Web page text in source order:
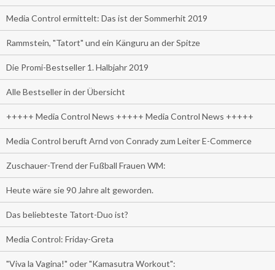
Media Control ermittelt: Das ist der Sommerhit 2019
Rammstein, "Tatort" und ein Känguru an der Spitze
Die Promi-Bestseller 1. Halbjahr 2019
Alle Bestseller in der Übersicht
+++++ Media Control News +++++ Media Control News +++++
Media Control beruft Arnd von Conrady zum Leiter E-Commerce
Zuschauer-Trend der Fußball Frauen WM:
Heute wäre sie 90 Jahre alt geworden.
Das beliebteste Tatort-Duo ist?
Media Control: Friday-Greta
"Viva la Vagina!" oder "Kamasutra Workout":